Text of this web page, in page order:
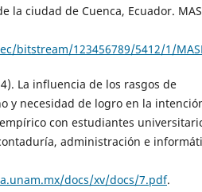
la ciudad de Cuenca, Ecuador.
bitstream/123456789/5412/1/
La influencia de los rasgos de
y necesidad de logro en la
con estudiantes
administración e
docs/xv/docs/7.pdf.